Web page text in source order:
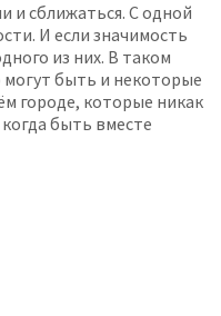
и сближаться. С одной
И если значимость
из них. В таком
могут быть и некоторые
городе, которые никак
быть вместе